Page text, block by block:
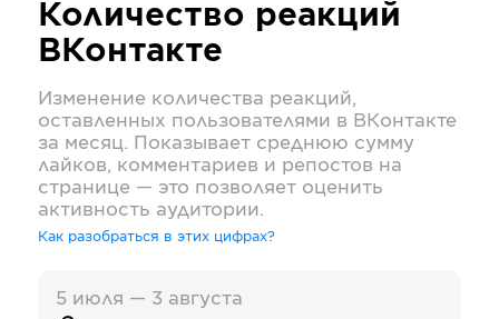
Количество реакций
ВКонтакте
Изменение количества реакций,
оставленных пользователями в ВКонтакте
за месяц. Показывает среднюю сумму
лайков, комментариев и репостов на
странице — это позволяет оценить
активность аудитории.
Как разобраться в этих цифрах?
5 июля — 3 августа